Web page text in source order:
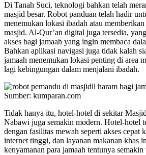
Di Tanah Suci, teknologi bahkan telah
masjid besar. Robot panduan telah hadir
menemukan lokasi ibadah atau
masjid. Al-Qur’an digital juga tersedia,
akses bagi jamaah yang ingin membaca
Bahkan aplikasi navigasi juga tidak kalah
jamaah menemukan lokasi penting di area
lagi kebingungan dalam menjalani ibadah.
Sumber: kumparan.com
Tidak hanya itu, hotel-hotel di sekitar
Nabawi juga semakin modern. Hotel-hotel
dengan fasilitas mewah seperti akses cepat
internet tinggi, dan layanan makanan khas
kenyamanan para jamaah tentunya